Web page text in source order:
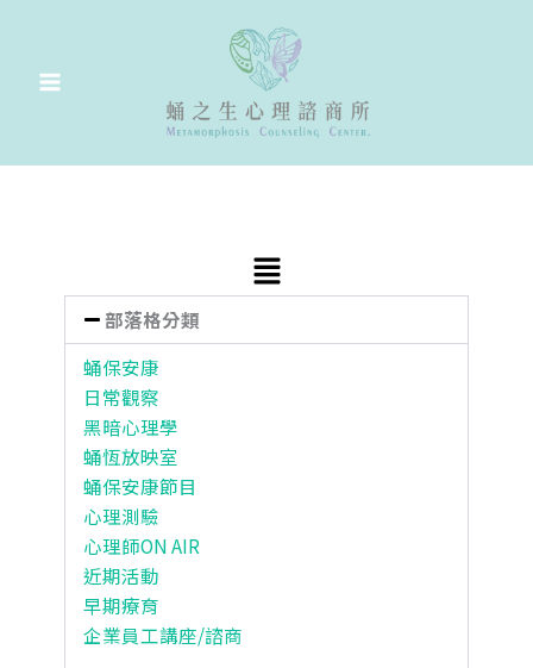
容
Main
部落格分類
蛹保安康
日常觀察
黑暗心理學
蛹恆放映室
蛹保安康節目
心理測驗
心理師ON AIR
近期活動
早期療育
企業員工講座/諮商